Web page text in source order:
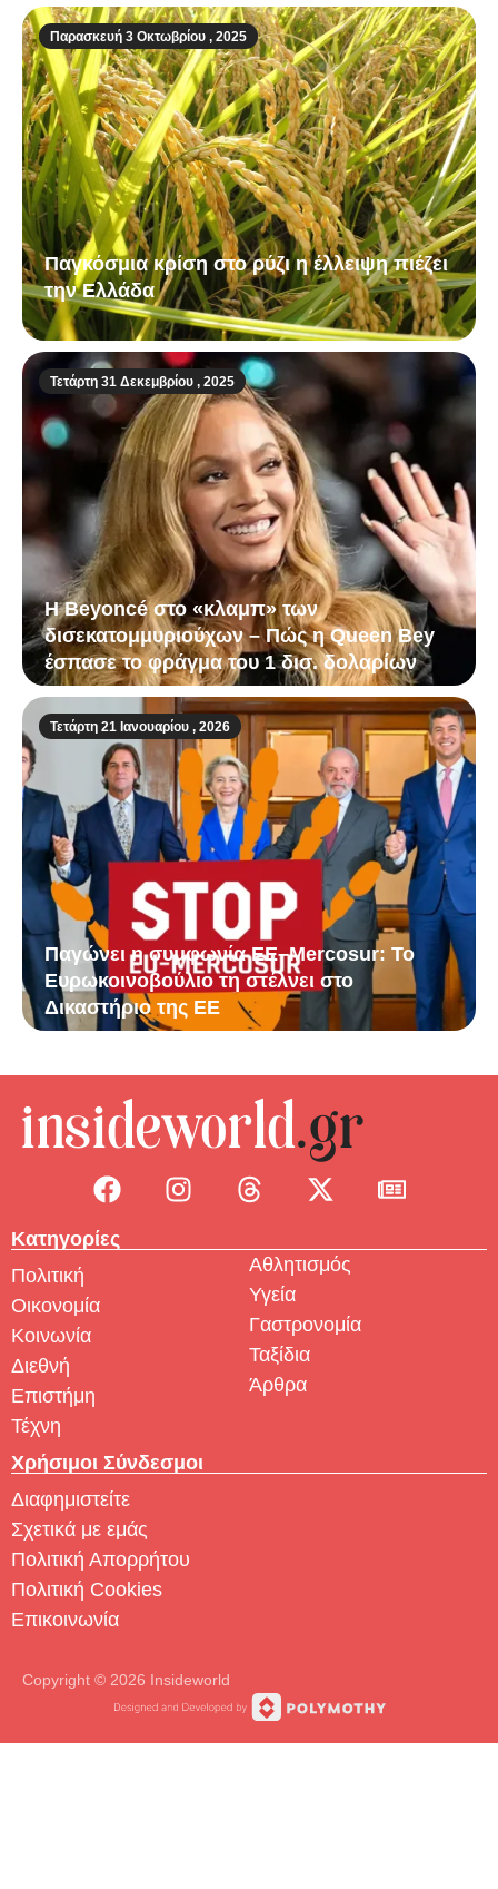
Παρασκευή 3 Οκτωβρίου , 2025
Παγκόσμια κρίση στο ρύζι η έλλειψη πιέζει
την Ελλάδα
Τετάρτη 31 Δεκεμβρίου , 2025
Η Beyoncé στο «κλαμπ» των
δισεκατομμυριούχων – Πώς η Queen Bey
έσπασε το φράγμα του 1 δισ. δολαρίων
Τετάρτη 21 Ιανουαρίου , 2026
Παγώνει η συμφωνία ΕΕ–Mercosur: Το
Ευρωκοινοβούλιο τη στέλνει στο
Δικαστήριο της ΕΕ
Κατηγορίες
Πολιτική
Οικονομία
Κοινωνία
Διεθνή
Επιστήμη
Τέχνη
Αθλητισμός
Υγεία
Γαστρονομία
Ταξίδια
Άρθρα
Χρήσιμοι Σύνδεσμοι
Διαφημιστείτε
Σχετικά με εμάς
Πολιτική Απορρήτου
Πολιτική Cookies
Επικοινωνία
Copyright © 2026 Insideworld